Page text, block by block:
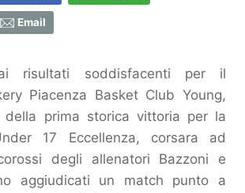
Email
risultati soddisfacenti per il
Piacenza Basket Club Young,
della prima storica vittoria per la
17 Eccellenza, corsara ad
degli allenatori Bazzoni e
aggiudicati un match punto a